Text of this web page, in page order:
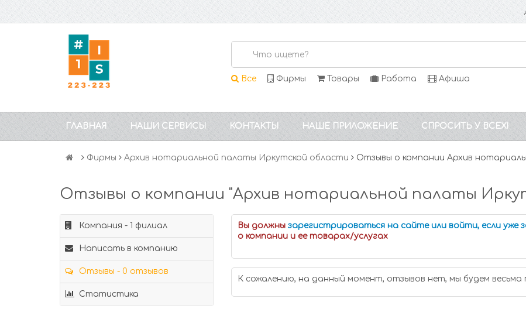
Все Фирмы Товары Работа Афиша
ГЛАВНАЯ НАШИ СЕРВИСЫ КОНТАКТЫ НАШЕ ПРИЛОЖЕНИЕ СПРОСИТЬ У ВСЕХ!
Фирмы Архив нотариальной палаты Иркутской области Отзывы о компании Архив
Отзывы о компании "Архив нотариальной палаты
Компания - 1 филиал
Написать в компанию
Отзывы - 0 отзывов
Статистика
Вы должны зарегистрироваться на сайте или войти, если уже
о компании и ее товарах/услугах
К сожалению, на данный момент, отзывов нет, мы будем весьма